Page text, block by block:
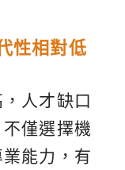
性相對低
人才缺口
僅選擇機
能力，有